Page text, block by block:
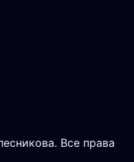
. Все права